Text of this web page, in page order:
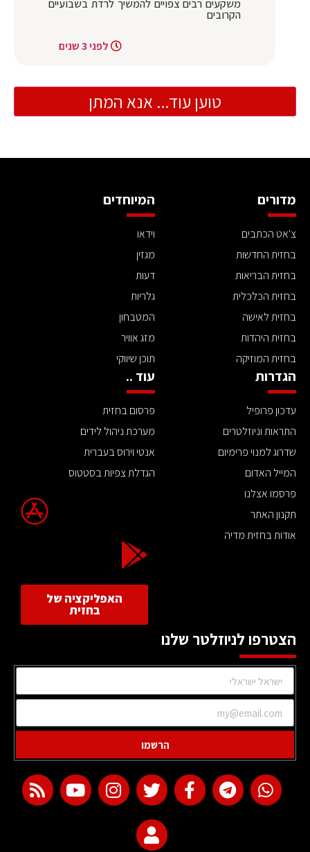
משקעים רבים צפויים להמשיך לרדת בשבועיים
הקרובים
לפני 3 שנים
טוען עוד... אנא המתן
מדורים
צ'אט הכתבים
בחזית החדשות
בחזית הבריאות
בחזית הכלכלית
בחזית לאישה
בחזית היהדות
בחזית המוזיקה
המיוחדים
וידאו
מגזין
דעות
גלריות
המטבחון
מזג אוויר
תוכן שיווקי
הגדרות
עדכון פרופיל
התראות וניוזלטרים
שדרוג למנוי פרימיום
המייל האדום
פרסמו אצלנו
תקנון האתר
אודות בחזית מדיה
עוד ..
פרסום בחזית
מערכת ניהול לידים
אנטי וירוס בעברית
הגדלת צפיות בסטטוס
האפליקציה של
בחזית
הצטרפו לניוזלטר שלנו
הרשמו